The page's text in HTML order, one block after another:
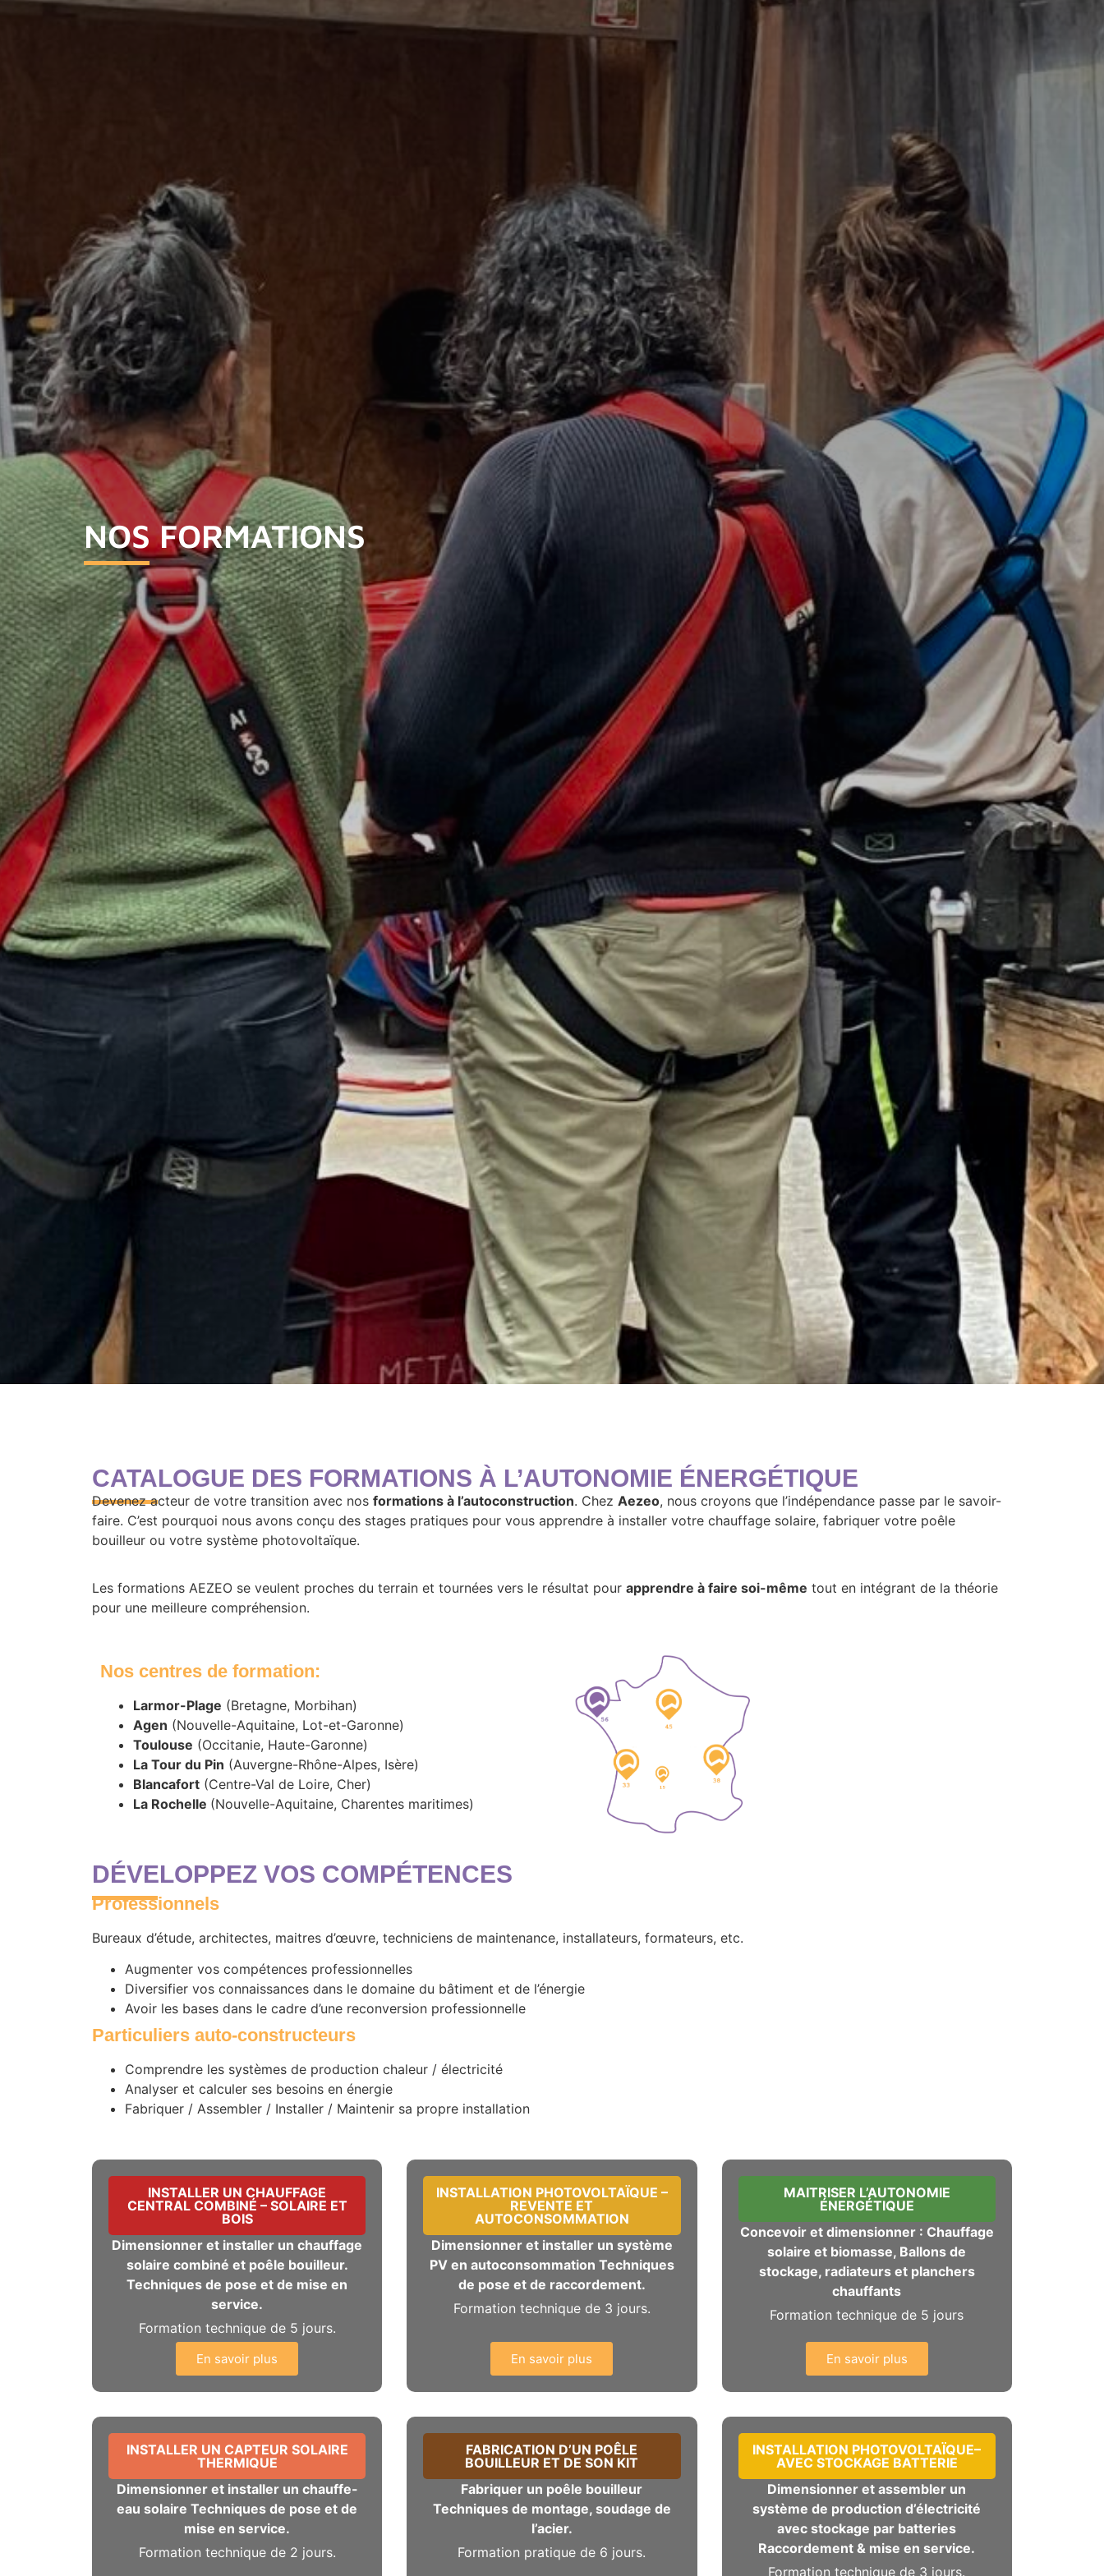
NOS FORMATIONS
CATALOGUE DES FORMATIONS À L’AUTONOMIE ÉNERGÉTIQUE
Devenez acteur de votre transition avec nos formations à l’autoconstruction. Chez Aezeo, nous croyons que l’indépendance passe par le savoir-
faire. C’est pourquoi nous avons conçu des stages pratiques pour vous apprendre à installer votre chauffage solaire, fabriquer votre poêle
bouilleur ou votre système photovoltaïque.
Les formations AEZEO se veulent proches du terrain et tournées vers le résultat pour apprendre à faire soi-même tout en intégrant de la théorie
pour une meilleure compréhension.
Nos centres de formation:
Larmor-Plage (Bretagne, Morbihan)
Agen (Nouvelle-Aquitaine, Lot-et-Garonne)
Toulouse (Occitanie, Haute-Garonne)
La Tour du Pin (Auvergne-Rhône-Alpes, Isère)
Blancafort (Centre-Val de Loire, Cher)
La Rochelle (Nouvelle-Aquitaine, Charentes maritimes)
DÉVELOPPEZ VOS COMPÉTENCES
Professionnels
Bureaux d’étude, architectes, maitres d’œuvre, techniciens de maintenance, installateurs, formateurs, etc.
Augmenter vos compétences professionnelles
Diversifier vos connaissances dans le domaine du bâtiment et de l’énergie
Avoir les bases dans le cadre d’une reconversion professionnelle
Particuliers auto-constructeurs
Comprendre les systèmes de production chaleur / électricité
Analyser et calculer ses besoins en énergie
Fabriquer / Assembler / Installer / Maintenir sa propre installation
INSTALLER UN CHAUFFAGE
CENTRAL COMBINÉ – SOLAIRE ET
BOIS
Dimensionner et installer un chauffage
solaire combiné et poêle bouilleur.
Techniques de pose et de mise en
service.
Formation technique de 5 jours.
En savoir plus
INSTALLATION PHOTOVOLTAÏQUE –
REVENTE ET
AUTOCONSOMMATION
Dimensionner et installer un système
PV en autoconsommation Techniques
de pose et de raccordement.
Formation technique de 3 jours.
En savoir plus
MAITRISER L’AUTONOMIE
ÉNERGÉTIQUE
Concevoir et dimensionner : Chauffage
solaire et biomasse, Ballons de
stockage, radiateurs et planchers
chauffants
Formation technique de 5 jours
En savoir plus
INSTALLER UN CAPTEUR SOLAIRE
THERMIQUE
Dimensionner et installer un chauffe-
eau solaire Techniques de pose et de
mise en service.
Formation technique de 2 jours.
FABRICATION D’UN POÊLE
BOUILLEUR ET DE SON KIT
Fabriquer un poêle bouilleur
Techniques de montage, soudage de
l’acier.
Formation pratique de 6 jours.
INSTALLATION PHOTOVOLTAÏQUE–
AVEC STOCKAGE BATTERIE
Dimensionner et assembler un
système de production d’électricité
avec stockage par batteries
Raccordement & mise en service.
Formation technique de 3 jours.